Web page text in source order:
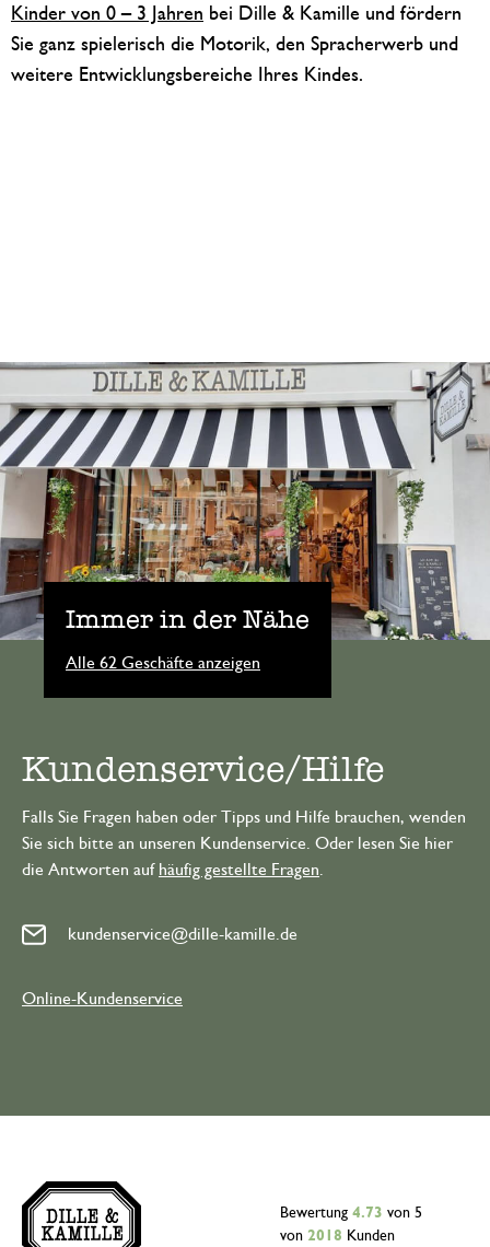
Kinder von 0 – 3 Jahren bei Dille & Kamille und fördern
Sie ganz spielerisch die Motorik, den Spracherwerb und
weitere Entwicklungsbereiche Ihres Kindes.
Immer in der Nähe
Alle 62 Geschäfte anzeigen
Kundenservice/Hilfe
Falls Sie Fragen haben oder Tipps und Hilfe brauchen, wenden
Sie sich bitte an unseren Kundenservice. Oder lesen Sie hier
die Antworten auf häufig gestellte Fragen
kundenservice@dille-kamille.de
Online-Kundenservice
Bewertung 4.73 von 5
von 2018 Kunden